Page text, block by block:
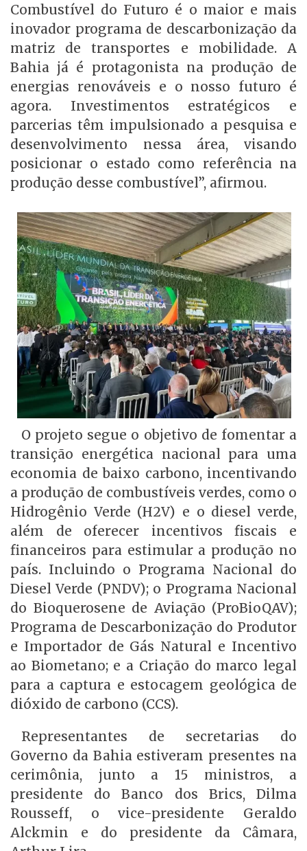
Combustível do Futuro é o maior e mais
inovador programa de descarbonização da
matriz de transportes e mobilidade. A
Bahia já é protagonista na produção de
energias renováveis e o nosso futuro é
agora. Investimentos estratégicos e
parcerias têm impulsionado a pesquisa e
desenvolvimento nessa área, visando
posicionar o estado como referência na
produção desse combustível”, afirmou.
O projeto segue o objetivo de fomentar a
transição energética nacional para uma
economia de baixo carbono, incentivando
a produção de combustíveis verdes, como o
Hidrogênio Verde (H2V) e o diesel verde,
além de oferecer incentivos fiscais e
financeiros para estimular a produção no
país. Incluindo o Programa Nacional do
Diesel Verde (PNDV); o Programa Nacional
do Bioquerosene de Aviação (ProBioQAV);
Programa de Descarbonização do Produtor
e Importador de Gás Natural e Incentivo
ao Biometano; e a Criação do marco legal
para a captura e estocagem geológica de
dióxido de carbono (CCS).
Representantes de secretarias do
Governo da Bahia estiveram presentes na
cerimônia, junto a 15 ministros, a
presidente do Banco dos Brics, Dilma
Rousseff, o vice-presidente Geraldo
Alckmin e do presidente da Câmara,